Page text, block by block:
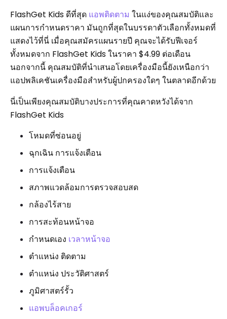
FlashGet Kids ดีที่สุด แอพติดตาม ในแง่ของคุณสมบัติและ
แผนการกำหนดราคา มันถูกที่สุดในบรรดาตัวเลือกทั้งหมดที่
แสดงไว้ที่นี่ เมื่อคุณสมัครแผนรายปี คุณจะได้รับฟีเจอร์
ทั้งหมดจาก FlashGet Kids ในราคา $4.99 ต่อเดือน
นอกจากนี้ คุณสมบัติที่นำเสนอโดยเครื่องมือนี้ยังเหนือกว่า
แอปพลิเคชันเครื่องมือสำหรับผู้ปกครองใดๆ ในตลาดอีกด้วย
นี่เป็นเพียงคุณสมบัติบางประการที่คุณคาดหวังได้จาก
FlashGet Kids
โหมดที่ซ่อนอยู่
ฉุกเฉิน การแจ้งเตือน
การแจ้งเตือน
สภาพแวดล้อมการตรวจสอบสด
กล้องไร้สาย
การสะท้อนหน้าจอ
กำหนดเอง เวลาหน้าจอ
ตำแหน่ง ติดตาม
ตำแหน่ง ประวัติศาสตร์
ภูมิศาสตร์รั้ว
แอพบล็อคเกอร์